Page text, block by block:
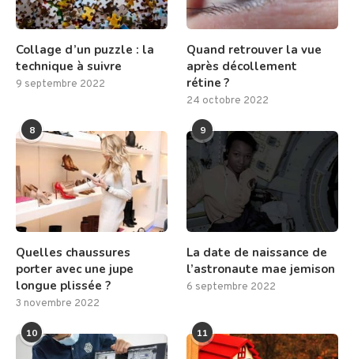
Collage d’un puzzle : la
technique à suivre
9 septembre 2022
Quand retrouver la vue
après décollement
rétine ?
24 octobre 2022
8
Quelles chaussures
porter avec une jupe
longue plissée ?
3 novembre 2022
9
La date de naissance de
l’astronaute mae jemison
6 septembre 2022
10 11